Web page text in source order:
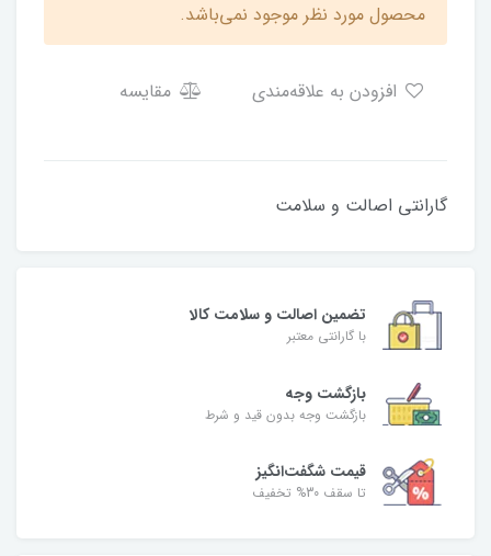
محصول مورد نظر موجود نمی‌باشد.
مقایسه
گارانتی اصالت و سلامت
تضمین اصالت و سلامت کالا
با گارانتی معتبر
بازگشت وجه
بازگشت وجه بدون قید و شرط
قیمت شگفت‌انگیز
تا سقف 30% تخفیف